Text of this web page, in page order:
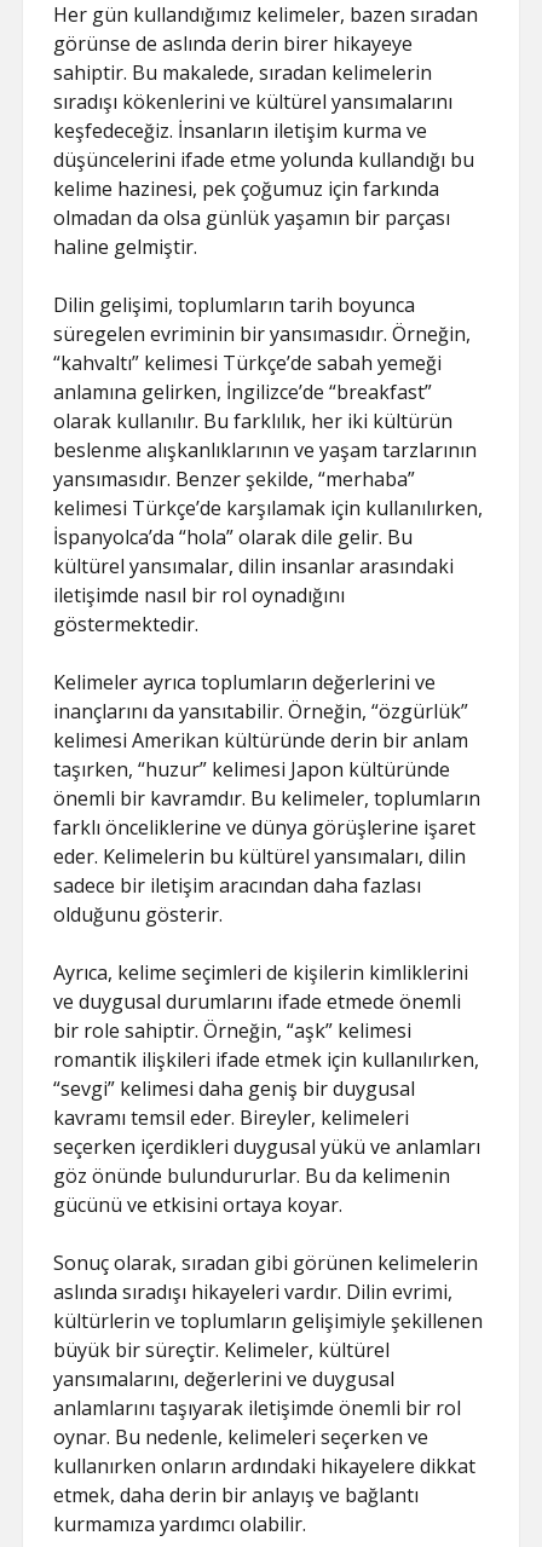
Her gün kullandığımız kelimeler, bazen sıradan
görünse de aslında derin birer hikayeye
sahiptir. Bu makalede, sıradan kelimelerin
sıradışı kökenlerini ve kültürel yansımalarını
keşfedeceğiz. İnsanların iletişim kurma ve
düşüncelerini ifade etme yolunda kullandığı bu
kelime hazinesi, pek çoğumuz için farkında
olmadan da olsa günlük yaşamın bir parçası
haline gelmiştir.
Dilin gelişimi, toplumların tarih boyunca
süregelen evriminin bir yansımasıdır. Örneğin,
“kahvaltı” kelimesi Türkçe’de sabah yemeği
anlamına gelirken, İngilizce’de “breakfast”
olarak kullanılır. Bu farklılık, her iki kültürün
beslenme alışkanlıklarının ve yaşam tarzlarının
yansımasıdır. Benzer şekilde, “merhaba”
kelimesi Türkçe’de karşılamak için kullanılırken,
İspanyolca’da “hola” olarak dile gelir. Bu
kültürel yansımalar, dilin insanlar arasındaki
iletişimde nasıl bir rol oynadığını
göstermektedir.
Kelimeler ayrıca toplumların değerlerini ve
inançlarını da yansıtabilir. Örneğin, “özgürlük”
kelimesi Amerikan kültüründe derin bir anlam
taşırken, “huzur” kelimesi Japon kültüründe
önemli bir kavramdır. Bu kelimeler, toplumların
farklı önceliklerine ve dünya görüşlerine işaret
eder. Kelimelerin bu kültürel yansımaları, dilin
sadece bir iletişim aracından daha fazlası
olduğunu gösterir.
Ayrıca, kelime seçimleri de kişilerin kimliklerini
ve duygusal durumlarını ifade etmede önemli
bir role sahiptir. Örneğin, “aşk” kelimesi
romantik ilişkileri ifade etmek için kullanılırken,
“sevgi” kelimesi daha geniş bir duygusal
kavramı temsil eder. Bireyler, kelimeleri
seçerken içerdikleri duygusal yükü ve anlamları
göz önünde bulundururlar. Bu da kelimenin
gücünü ve etkisini ortaya koyar.
Sonuç olarak, sıradan gibi görünen kelimelerin
aslında sıradışı hikayeleri vardır. Dilin evrimi,
kültürlerin ve toplumların gelişimiyle şekillenen
büyük bir süreçtir. Kelimeler, kültürel
yansımalarını, değerlerini ve duygusal
anlamlarını taşıyarak iletişimde önemli bir rol
oynar. Bu nedenle, kelimeleri seçerken ve
kullanırken onların ardındaki hikayelere dikkat
etmek, daha derin bir anlayış ve bağlantı
kurmamıza yardımcı olabilir.